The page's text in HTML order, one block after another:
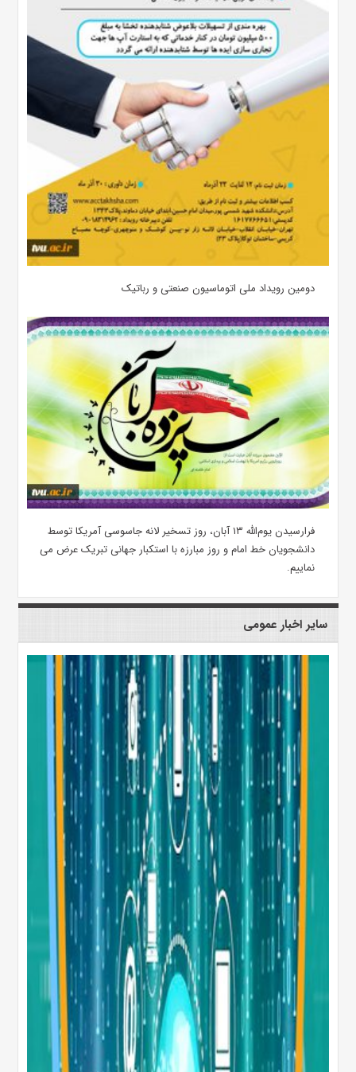
دومین رویداد ملی اتوماسیون صنعتی و رباتیک
فرارسیدن یوم‌الله ۱۳ آبان، روز تسخیر لانه جاسوسی آمریکا توسط
دانشجویان خط امام و روز مبارزه با استکبار جهانی تبریک عرض می
نماییم.
سایر اخبار عمومی